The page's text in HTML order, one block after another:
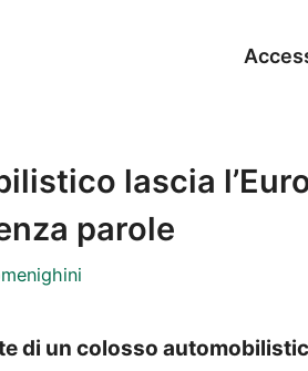
lascia
parole
di un colosso